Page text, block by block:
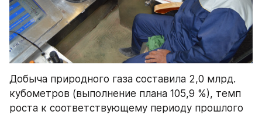
Добыча природного газа составила 2,0 млрд.
кубометров (выполнение плана 105,9 %), темп
роста к соответствующему периоду прошлого